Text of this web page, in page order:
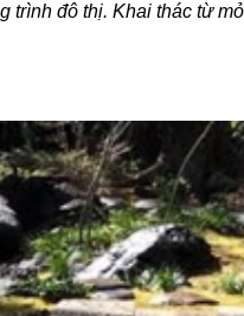
đô thị. Khai thác từ